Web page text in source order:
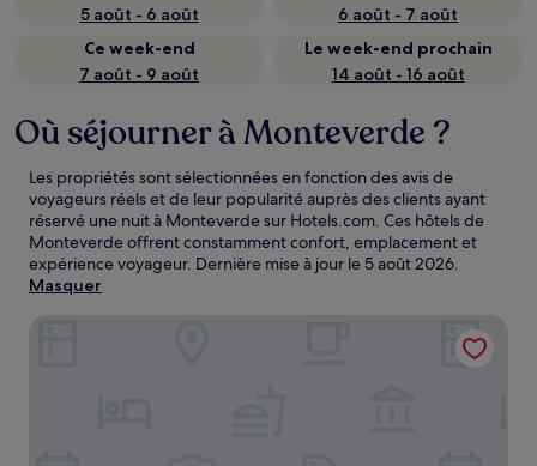
5 août - 6 août
6 août - 7 août
Ce week-end
7 août - 9 août
Le week-end prochain
14 août - 16 août
Où séjourner à Monteverde ?
Les propriétés sont sélectionnées en fonction des avis de
voyageurs réels et de leur popularité auprès des clients ayant
réservé une nuit à Monteverde sur Hotels.com. Ces hôtels de
Monteverde offrent constamment confort, emplacement et
expérience voyageur. Dernière mise à jour le5 août 2026.
Masquer
The Royal Corin Thermal Water Spa & Resort - Adults Only